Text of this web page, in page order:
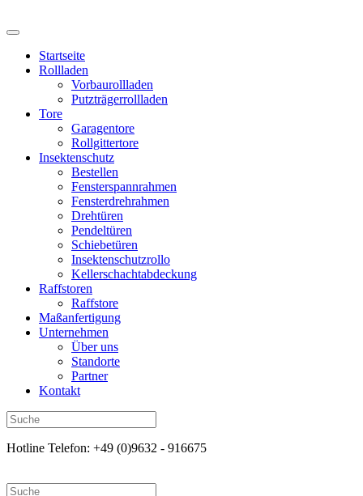
Startseite
Rollladen
Vorbaurollladen
Putzträgerrollladen
Tore
Garagentore
Rollgittertore
Insektenschutz
Bestellen
Fensterspannrahmen
Fensterdrehrahmen
Drehtüren
Pendeltüren
Schiebetüren
Insektenschutzrollo
Kellerschachtabdeckung
Raffstoren
Raffstore
Maßanfertigung
Unternehmen
Über uns
Standorte
Partner
Kontakt
Hotline Telefon: +49 (0)9632 - 916675